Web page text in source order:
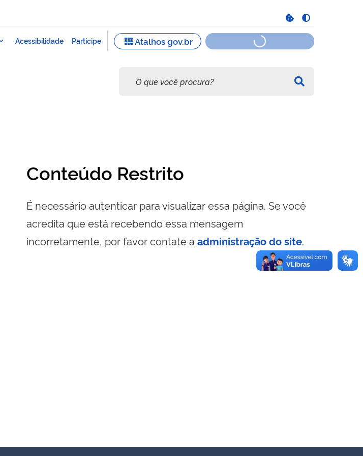
Conteúdo Restrito
É necessário autenticar para visualizar essa página. Se você
acredita que está recebendo essa mensagem
incorretamente, por favor contate a administração do site.